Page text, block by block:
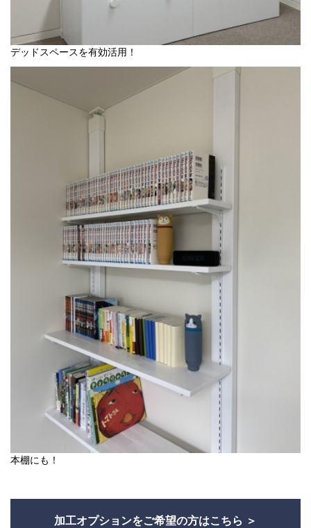
デッドスペースを有効活用！
本棚にも！
加工オプションをご希望の方はこちら